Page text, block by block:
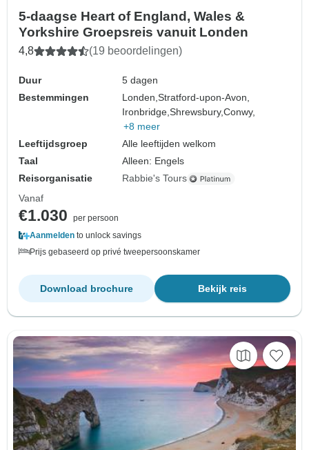
5-daagse Heart of England, Wales &
Yorkshire Groepsreis vanuit Londen
4,8 (19 beoordelingen)
Duur
5 dagen
Bestemmingen
Londen,Stratford-upon-Avon,
Ironbridge,Shrewsbury,Conwy,
+8 meer
Leeftijdsgroep
Alle leeftijden welkom
Taal
Alleen: Engels
Reisorganisatie
Rabbie's Tours
Vanaf
€1.030
per persoon
Aanmelden to unlock savings
Prijs gebaseerd op privé tweepersoonskamer
Bekijk reis
Download brochure